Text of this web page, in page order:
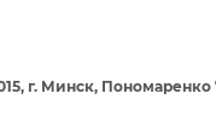
г. Минск, Пономаренко